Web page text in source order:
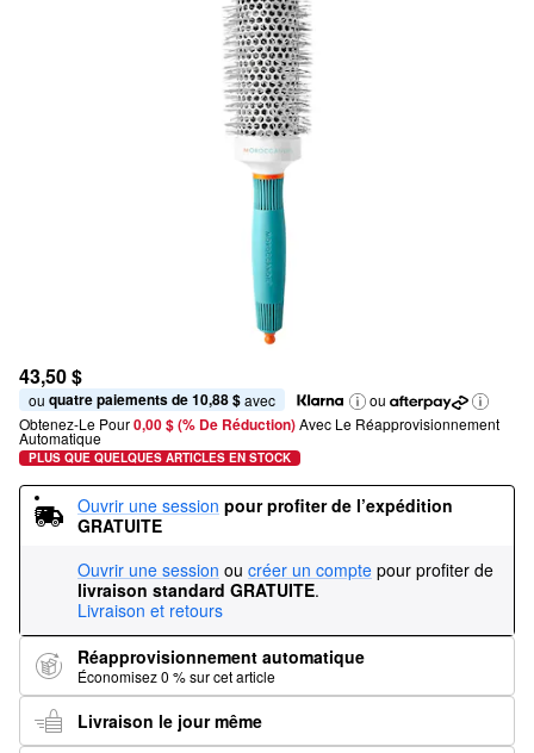
43,50 $
ou quatre paiements de 10,88 $ avec
ou
Obtenez-Le Pour0,00 $ (% De Réduction) Avec Le Réapprovisionnement
Automatique
PLUS QUE QUELQUES ARTICLES EN STOCK
Ouvrir une session pour profiter de l’expédition
GRATUITE
Ouvrir une session ou créer un compte pour profiter de
livraison standard GRATUITE.
Livraison et retours
Réapprovisionnement automatique
Économisez 0 % sur cet article
Livraison le jour même